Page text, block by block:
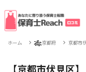
ホーム 🎋京都府 京都市
【京都市伏見区